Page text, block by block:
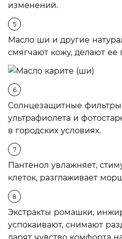
изменений.
Масло ши и другие
смягчают кожу, делают ее
Солнцезащитные
ультрафиолета и
в городских условиях.
Пантенол увлажняет,
клеток, разглаживает
Экстракты ромашки,
успокаивают, снимают
дарят чувство комфорта